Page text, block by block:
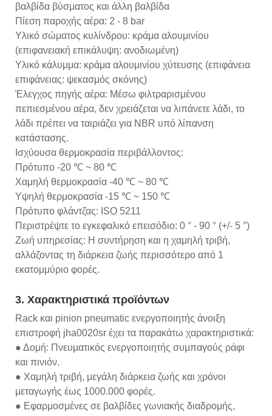
βαλβίδα βύσματος και άλλη βαλβίδα
Πίεση παροχής αέρα: 2 - 8 bar
Υλικό σώματος κυλίνδρου: κράμα αλουμινίου
(επιφανειακή επικάλυψη: ανοδιωμένη)
Υλικό κάλυμμα: κράμα αλουμινίου χύτευσης (επιφάνεια
επιφάνειας: ψεκασμός σκόνης)
Έλεγχος πηγής αέρα: Μέσω φιλτραρισμένου
πεπιεσμένου αέρα, δεν χρειάζεται να λιπάνετε λάδι, το
λάδι πρέπει να ταιριάζει για NBR υπό λίπανση
κατάστασης.
Ισχύουσα θερμοκρασία περιβάλλοντος:
Πρότυπο -20 ℃ ~ 80 ℃
Χαμηλή θερμοκρασία -40 ℃ ~ 80 ℃
Υψηλή θερμοκρασία -15 ℃ ~ 150 ℃
Πρότυπο φλάντζας: ISO 5211
Περιστρέψτε το εγκεφαλικό επεισόδιο: 0 ° - 90 ° (+/- 5 °)
Ζωή υπηρεσίας: Η συντήρηση και η χαμηλή τριβή,
αλλάζοντας τη διάρκεια ζωής περισσότερο από 1
εκατομμύριο φορές.
3. Χαρακτηριστικά προϊόντων
Rack και pinion pneumatic ενεργοποιητής άνοιξη
επιστροφή jha0020sr έχει τα παρακάτω χαρακτηριστικά:
● Δομή: Πνευματικός ενεργοποιητής συμπαγούς ράφι
και πινιόν.
● Χαμηλή τριβή, μεγάλη διάρκεια ζωής και χρόνοι
μεταγωγής έως 1000.000 φορές.
● Εφαρμοσμένες σε βαλβίδες γωνιακής διαδρομής,